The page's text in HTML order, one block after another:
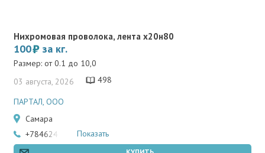
Нихромовая проволока, лента х20н80
100 за кг.
Размер: от 0.1 до 10,0
03 августа, 2026
498
ПАРТАЛ, ООО
Самара
+78462466502Показать